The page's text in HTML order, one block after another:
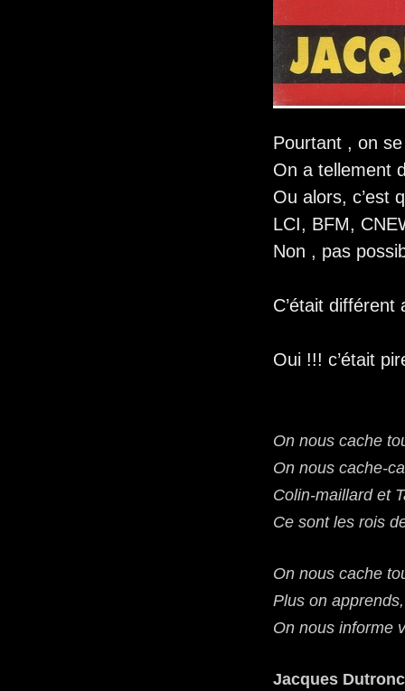
Pourtant , on
On a tellement
Ou alors, c’est
LCI, BFM,
Non , pas
C’était différent
Oui !!! c’était
On nous cache
On nous cache-
Colin-maillard et
Ce sont les rois
On nous cache
Plus on
On nous informe
Jacques Dutronc